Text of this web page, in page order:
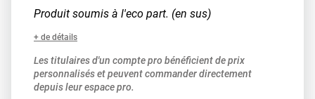
Produit soumis à l'eco part. (en sus)
+ de détails
Les titulaires d'un compte pro bénéficient de prix
personnalisés et peuvent commander directement
depuis leur espace pro.